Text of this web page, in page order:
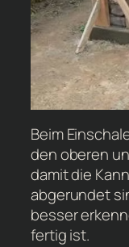
Beim
den oberen
damit die
abgerundet
besser
fertig ist.